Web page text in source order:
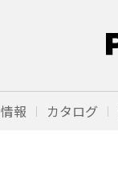
報 カタログ